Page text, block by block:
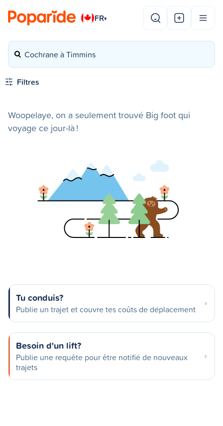
FR▾
Cochrane à Timmins
Filtres
Woopelaye, on a seulement trouvé Big foot qui
voyage ce jour-là !
Tu conduis?
Publie un trajet et couvre tes coûts de déplacement
Besoin d'un lift?
Publie une requête pour être notifié de nouveaux
trajets